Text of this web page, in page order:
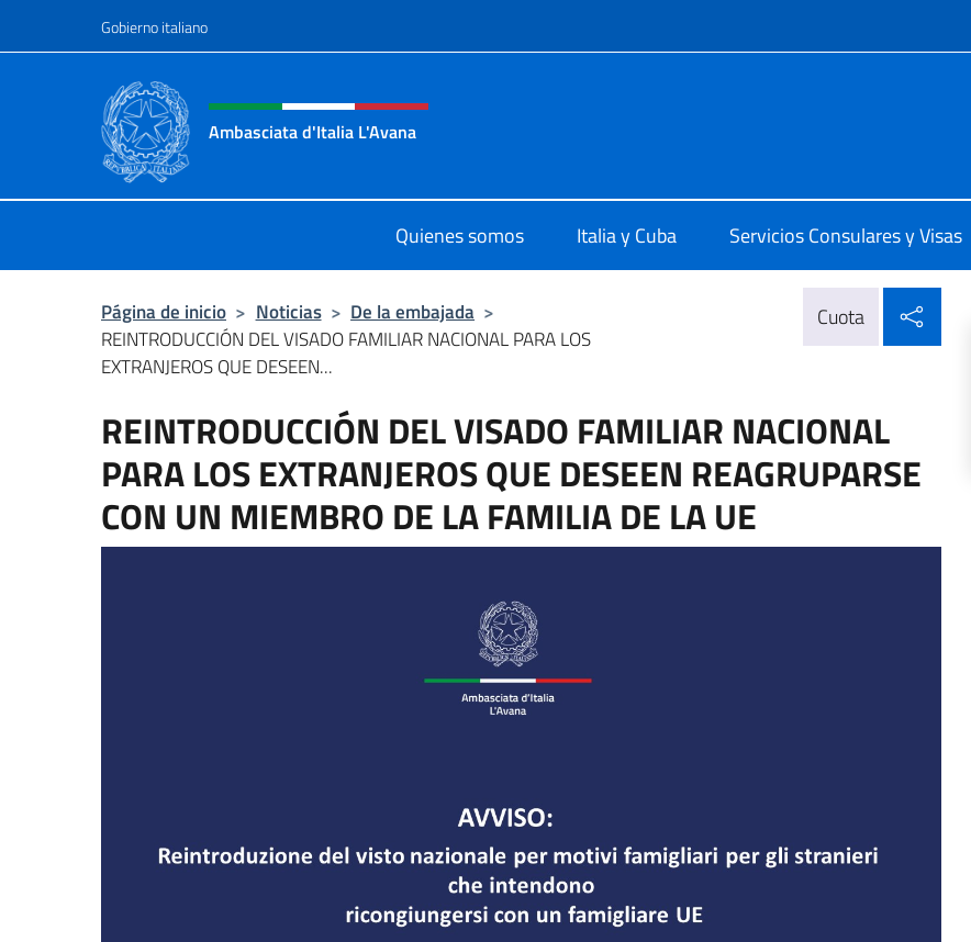
Gobierno italiano
Encabezado del sitio web, redes sociales y menú
Ambasciata d'Italia L'Avana
Quienes somos Italia y Cuba Servicios Consulares y Visas
Página de inicio > Noticias > De la embajada >
REINTRODUCCIÓN DEL VISADO FAMILIAR NACIONAL PARA LOS
EXTRANJEROS QUE DESEEN...
Cuota
REINTRODUCCIÓN DEL VISADO FAMILIAR NACIONAL
PARA LOS EXTRANJEROS QUE DESEEN REAGRUPARSE
CON UN MIEMBRO DE LA FAMILIA DE LA UE